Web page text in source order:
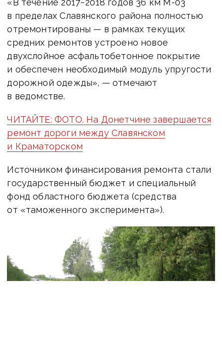
«В течение 2017−2018 годов 36 км М-03
в пределах Славянского района полностью
отремонтированы — в рамках текущих
средних ремонтов устроено новое
двухслойное асфальтобетонное покрытие
и обеспечен необходимый модуль упругости
дорожной одежды», — отмечают
в ведомстве.
ЧИТАЙТЕ: ФОТО. На Донетчине завершается
ремонт дороги между Славянском
и Краматорском
Источником финансирования ремонта стали
государственный бюджет и специальный
фонд областного бюджета (средства
от «таможенного эксперимента»).